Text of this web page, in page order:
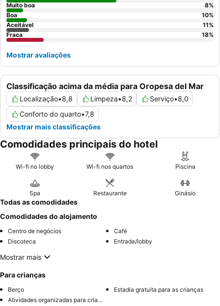
Classificação acima da média para Oropesa del Mar
Localização•8,8 Limpeza•8,2 Serviço•8,0
Conforto do quarto•7,8
Mostrar mais classificações
Muito boa
8%
Boa
10%
Aceitável
11%
Fraca
18%
Mostrar avaliações
Comodidades principais do hotel
Wi-fi no lobby Wi-fi nos quartos Piscina
Spa Restaurante Ginásio
Todas as comodidades
Comodidades do alojamento
Centro de negócios
Café
Discoteca
Entrada/lobby
Mostrar mais
Para crianças
Berço
Estadia gratuita para as crianças
Atividades organizadas para crianças